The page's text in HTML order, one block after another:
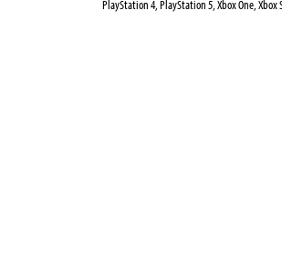
PlayStation 4, PlayStation 5, Xbox One, Xbox